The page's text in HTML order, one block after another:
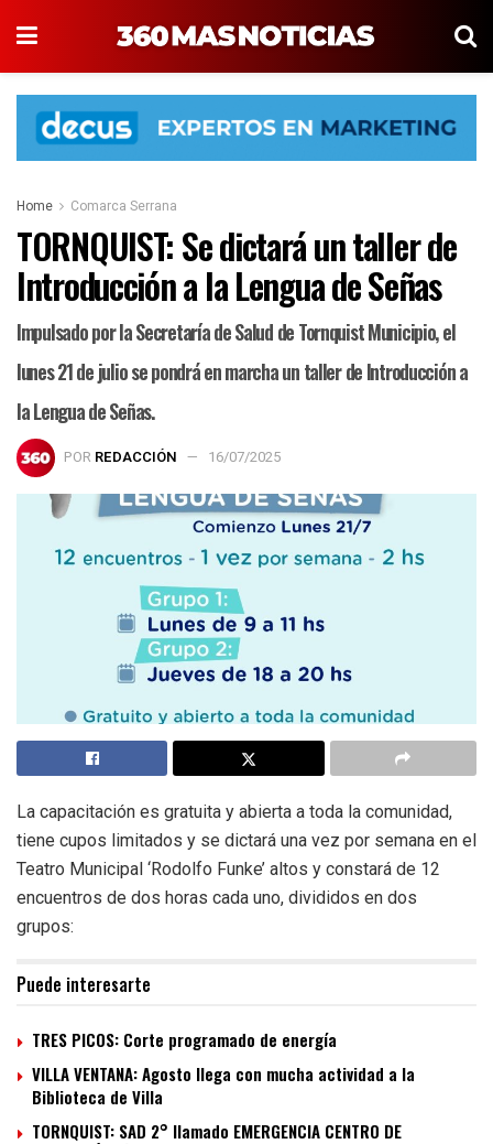
Home Comarca Serrana
TORNQUIST: Se dictará un taller de
Introducción a la Lengua de Señas
Impulsado por la Secretaría de Salud de Tornquist Municipio, el
lunes 21 de julio se pondrá en marcha un taller de Introducción a
la Lengua de Señas.
POR REDACCIÓN 16/07/2025
La capacitación es gratuita y abierta a toda la comunidad,
tiene cupos limitados y se dictará una vez por semana en el
Teatro Municipal ‘Rodolfo Funke’ altos y constará de 12
encuentros de dos horas cada uno, divididos en dos
grupos:
Puede interesarte
TRES PICOS: Corte programado de energía
VILLA VENTANA: Agosto llega con mucha actividad a la
Biblioteca de Villa
TORNQUIST: SAD 2° llamado EMERGENCIA CENTRO DE